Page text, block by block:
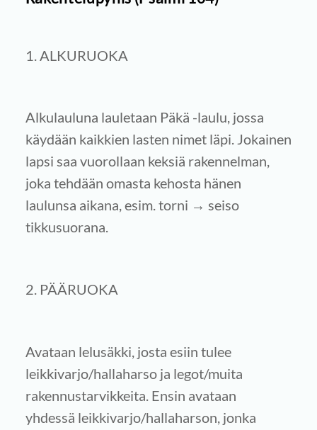
1. ALKURUOKA
Alkulauluna lauletaan Päkä -laulu, jossa
käydään kaikkien lasten nimet läpi. Jokainen
lapsi saa vuorollaan keksiä rakennelman,
joka tehdään omasta kehosta hänen
laulunsa aikana, esim. torni → seiso
tikkusuorana.
2. PÄÄRUOKA
Avataan lelusäkki, josta esiin tulee
leikkivarjo/hallaharso ja legot/muita
rakennustarvikkeita. Ensin avataan
yhdessä leikkivarjo/hallaharson, jonka